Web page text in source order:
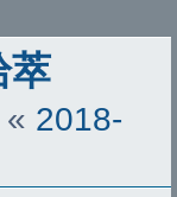
萃
« 2018-